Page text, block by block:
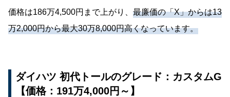
価格は186万4,500円まで上がり、 最廉価の「X」からは13
万2,000円から最大30万8,000円高くなっています。
ダイハツ 初代トールのグレード：カスタムG
【価格：191万4,000円～】